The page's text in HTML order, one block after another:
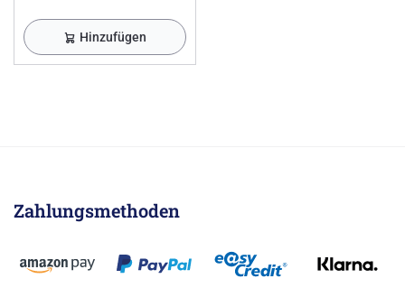
Hinzufügen
Zahlungsmethoden